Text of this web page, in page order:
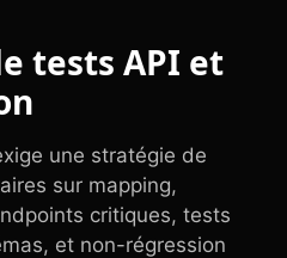
tests API et
une stratégie de
sur mapping,
critiques, tests
et non-régression